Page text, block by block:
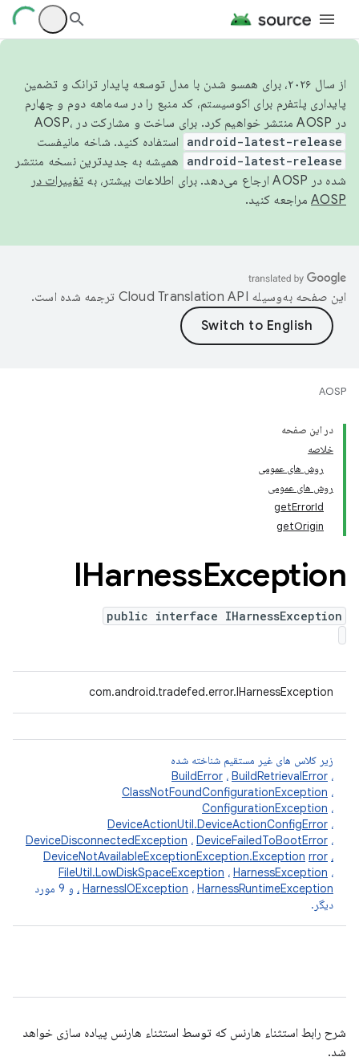
از سال ۲۰۲۶، برای همسو شدن با مدل توسعه پایدار ترانک و تضمین
پایداری پلتفرم برای اکوسیستم، کد منبع را در سه‌ماهه دوم و چهارم
در AOSP منتشر خواهیم کرد. برای ساخت و مشارکت در AOSP،
android-latest-release استفاده کنید. شاخه مانیفست
android-latest-release
همیشه به جدیدترین نسخه منتشر
شده در AOSP ارجاع می‌دهد. برای اطلاعات بیشتر، به
تغییرات در
AOSP مراجعه کنید.
این صفحه به‌وسیله ترجمه شده است.
AOSP
در این صفحه
خلاصه
روش های عمومی
روش های عمومی
getErrorId
getOrigin
IHarnessException
public interface IHarnessException
com.android.tradefed.error.IHarnessException
زیر کلاس های غیر مستقیم شناخته شده
BuildError ، BuildRetrievalError ،
ClassNotFoundConfigurationException ،
ConfigurationException ،
DeviceActionUtil.DeviceActionConfigError ،
DeviceDisconnectedException ، DeviceFailedToBootError ،
DeviceNotAvailableExceptionException.Exception rror ،
FileUtil.LowDiskSpaceException ، HarnessException ،
HarnessIOException ، HarnessRuntimeException ،
و 9 مورد
دیگر.
شرح رابط استثناء هارنس که توسط استثناء هارنس پیاده سازی خواهد
شد.